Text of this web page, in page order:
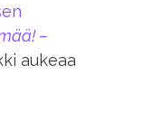
–
aukeaa